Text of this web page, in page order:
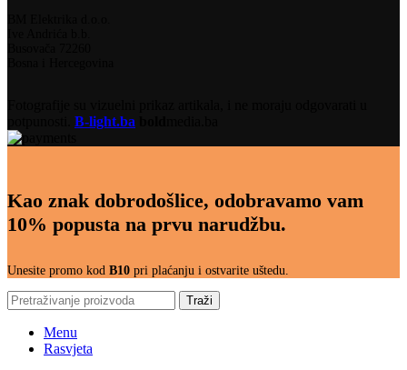
B-light.ba
Kao znak dobrodošlice, odobravamo vam
10% popusta na prvu narudžbu.
Unesite promo kod B10 pri plaćanju i ostvarite uštedu.
Traži
Menu
Rasvjeta